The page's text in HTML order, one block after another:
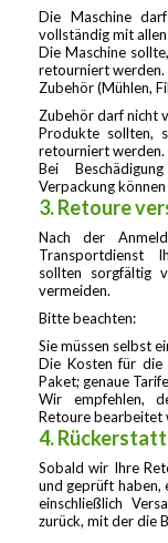
Die Maschine
vollständig mit
Die Maschine
retourniert werden.
Zubehör (Mühlen,
Zubehör darf nicht
Produkte sollten,
retourniert werden.
Bei
Verpackung
3. Retoure
Nach der
Transportdienst
sollten sorgfältig
vermeiden.
Bitte beachten:
Sie müssen selbst
Die Kosten für
Paket; genaue
Wir empfehlen,
Retoure bearbeitet
4.
Sobald wir Ihre
und geprüft
einschließlich
zurück, mit der die